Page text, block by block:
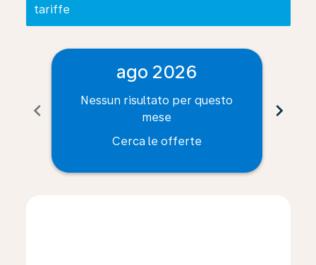
tariffe
chevron_left
ago 2026
Nessun risultato per questo
mese
Cerca le offerte
chevron_right